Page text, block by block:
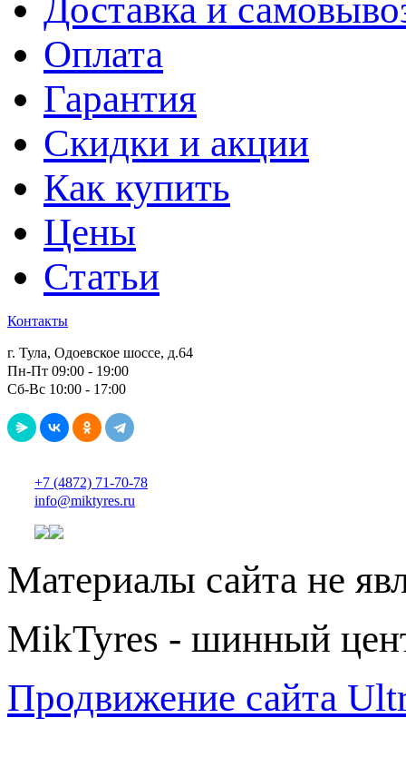
Доставка и
Оплата
Гарантия
Скидки и акции
Как купить
Цены
Статьи
Контакты
г. Тула, Одоевское шоссе, д.64
Пн-Пт 09:00 - 19:00
Сб-Вс 10:00 - 17:00
+7 (4872) 71-70-78
info@miktyres.ru
Материалы сайта не
MikTyres - шинный
Продвижение сайта